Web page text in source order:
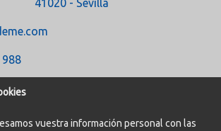
41020 - Sevilla
988
vuestra información personal con las